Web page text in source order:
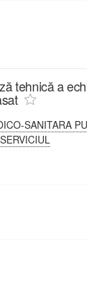
tehnică a
SANITARA